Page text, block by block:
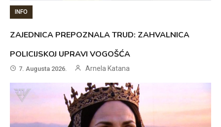
INFO
ZAJEDNICA PREPOZNALA TRUD: ZAHVALNICA
POLICIJSKOJ UPRAVI VOGOŠĆA
7. Augusta 2026. Arnela Katana